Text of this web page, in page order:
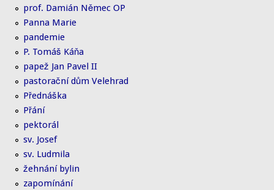
prof. Damián Němec OP
Panna Marie
pandemie
P. Tomáš Káňa
papež Jan Pavel II
pastorační dům Velehrad
Přednáška
Přání
pektorál
sv. Josef
sv. Ludmila
žehnání bylin
zapomínání